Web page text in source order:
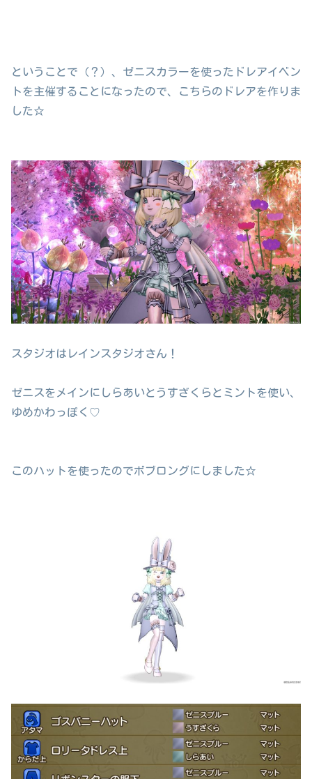
ということで（？）、ゼニスカラーを使ったドレアイベン
トを主催することになったので、こちらのドレアを作りま
した☆
スタジオはレインスタジオさん！
ゼニスをメインにしらあいとうすざくらとミントを使い、
ゆめかわっぽく♡
このハットを使ったのでボブロングにしました☆